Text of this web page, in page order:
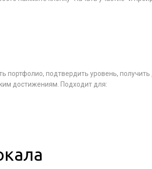
портфолио, подтвердить уровень,
достижениям. Подходит для: